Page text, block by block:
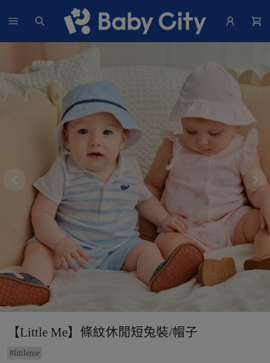
【Little Me】條紋休閒短兔裝/帽子
# littleme